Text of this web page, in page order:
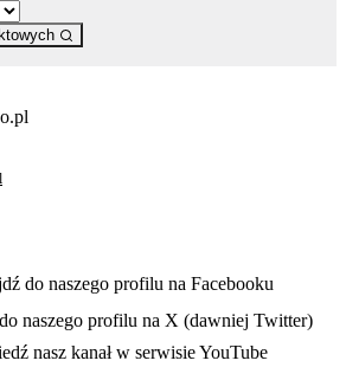
się w nowej karcie
do naszego profilu na Facebooku
karcie
naszego profilu na X (dawniej Twitter)
się w nowej karcie
nasz kanał w serwisie YouTube